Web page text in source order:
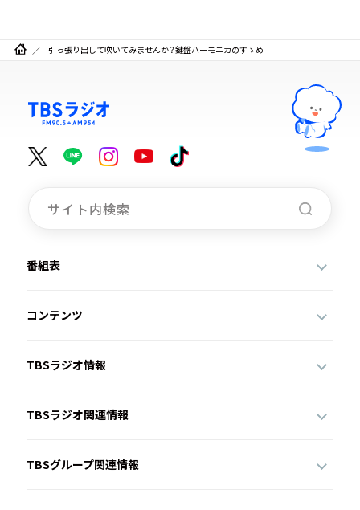
引っ張り出して吹いてみませんか？鍵盤ハーモニカのすゝめ
番組表
コンテンツ
TBSラジオ情報
TBSラジオ関連情報
TBSグループ関連情報